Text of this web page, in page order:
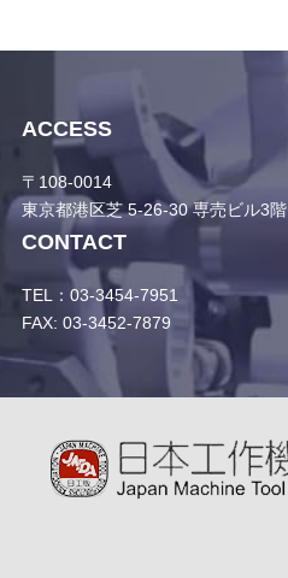
ACCESS
〒108-0014
東京都港区芝 5-26-30 専売ビル3階
CONTACT
TEL：03-3454-7951
FAX: 03-3452-7879